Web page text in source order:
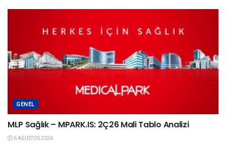
GENEL
MLP Sağlık – MPARK.IS: 2Ç26 Mali Tablo Analizi
6 AĞUSTOS 2026